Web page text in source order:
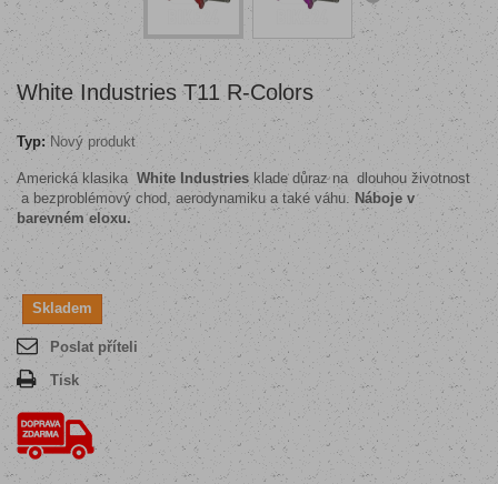
White Industries T11 R-Colors
Typ: Nový produkt
Americká klasika White Industries klade důraz na dlouhou životnost
a bezproblémový chod, aerodynamiku a také váhu. Náboje v
barevném eloxu.
Skladem
Poslat příteli
Tisk